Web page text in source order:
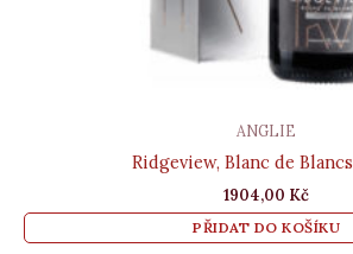
ANGLIE
Ridgeview, Blanc de
1904,00 Kč
PŘIDAT DO KOŠÍKU